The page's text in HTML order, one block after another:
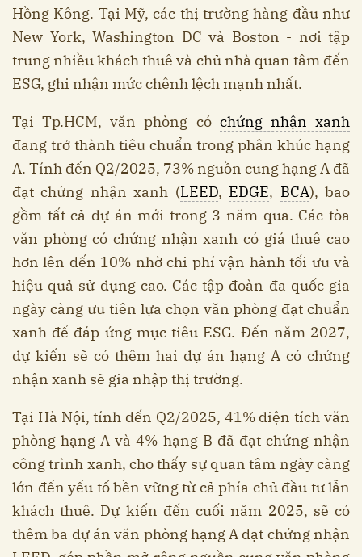
Hồng Kông. Tại Mỹ, các thị trường hàng đầu như
New York, Washington DC và Boston - nơi tập
trung nhiều khách thuê và chủ nhà quan tâm đến
ESG, ghi nhận mức chênh lệch mạnh nhất.
Tại Tp.HCM, văn phòng có chứng nhận xanh
đang trở thành tiêu chuẩn trong phân khúc hạng
A. Tính đến Q2/2025, 73% nguồn cung hạng A đã
đạt chứng nhận xanh (LEED, EDGE, BCA), bao
gồm tất cả dự án mới trong 3 năm qua. Các tòa
văn phòng có chứng nhận xanh có giá thuê cao
hơn lên đến 10% nhờ chi phí vận hành tối ưu và
hiệu quả sử dụng cao. Các tập đoàn đa quốc gia
ngày càng ưu tiên lựa chọn văn phòng đạt chuẩn
xanh để đáp ứng mục tiêu ESG. Đến năm 2027,
dự kiến sẽ có thêm hai dự án hạng A có chứng
nhận xanh sẽ gia nhập thị trường.
Tại Hà Nội, tính đến Q2/2025, 41% diện tích văn
phòng hạng A và 4% hạng B đã đạt chứng nhận
công trình xanh, cho thấy sự quan tâm ngày càng
lớn đến yếu tố bền vững từ cả phía chủ đầu tư lẫn
khách thuê. Dự kiến đến cuối năm 2025, sẽ có
thêm ba dự án văn phòng hạng A đạt chứng nhận